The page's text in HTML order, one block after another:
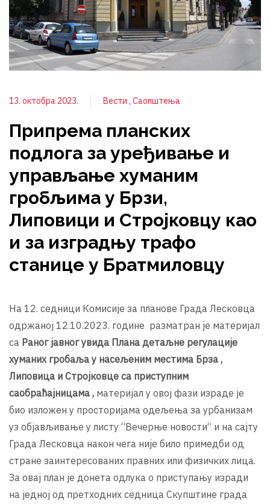
13. октобра 2023. Вести Саопштења
Припрема планских
подлога за уређивање и
управљање хуманим
гробљима у Брзи,
Липовици и Стројковцу као
и за изградњу трафо
станице у Братмиловцу
На 12. седници Комисије за планове Града Лесковца
одржаној 12.10.2023. године разматран је материјал
са Раног јавног увида Плана детаљне регулације
хуманих гробаља у насељеним местима Брза ,
Липовица и Стројковце са приступним
саобраћајницама , материјал у овој фази израде је
био изложен у просторијама одељења за урбанизам
уз објављивање у листу “Вечерње новости“ и на сајту
Града Лесковца након чега није било примедби од
стране заинтересованих правних или физичких лица.
За овај план је донета одлука о приступању изради
на једној од претходних седница Скупштине града